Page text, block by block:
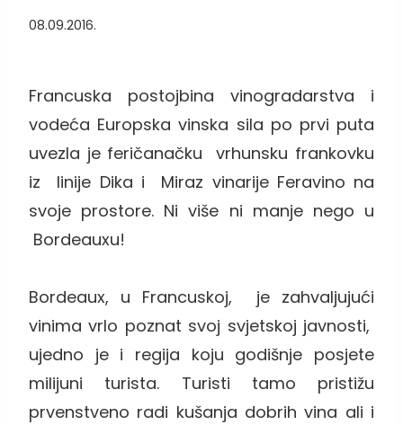
08.09.2016.
Francuska postojbina vinogradarstva i
vodeća Europska vinska sila po prvi puta
uvezla je feričanačku vrhunsku frankovku
iz linije Dika i Miraz vinarije Feravino na
svoje prostore. Ni više ni manje nego u
Bordeauxu!
Bordeaux, u Francuskoj, je zahvaljujući
vinima vrlo poznat svoj svjetskoj javnosti,
ujedno je i regija koju godišnje posjete
milijuni turista. Turisti tamo pristižu
prvenstveno radi kušanja dobrih vina ali i